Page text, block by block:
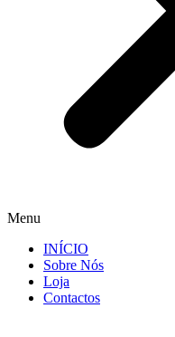
Menu
INÍCIO
Sobre Nós
Loja
Contactos